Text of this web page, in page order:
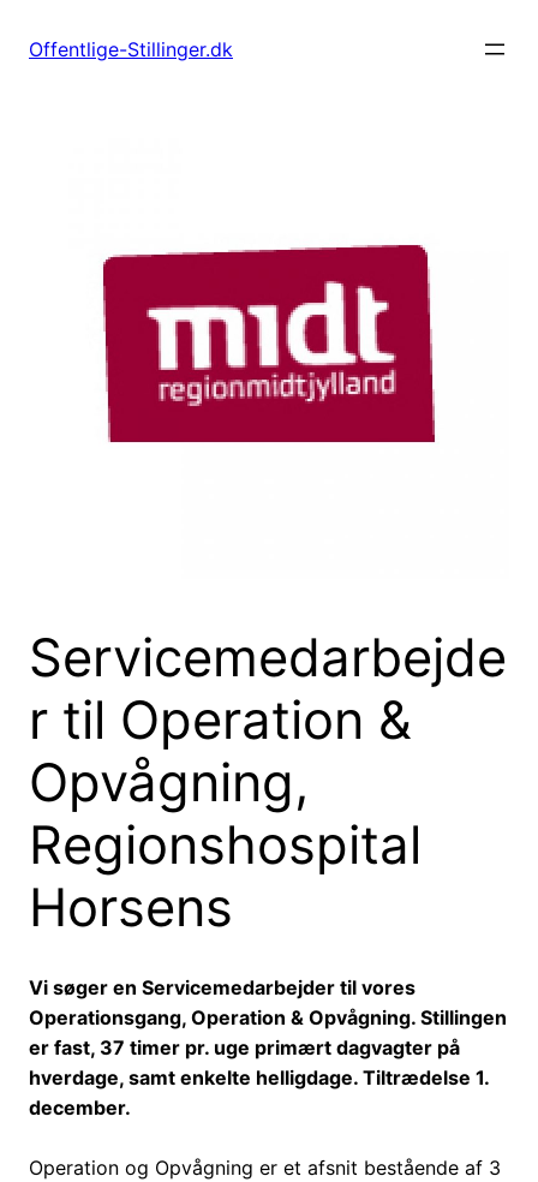
Offentlige-Stillinger.dk
Servicemedarbejde
r til Operation &
Opvågning,
Regionshospital
Horsens
Vi søger en Servicemedarbejder til vores
Operationsgang, Operation & Opvågning. Stillingen
er fast, 37 timer pr. uge primært dagvagter på
hverdage, samt enkelte helligdage. Tiltrædelse 1.
december.
Operation og Opvågning er et afsnit bestående af 3